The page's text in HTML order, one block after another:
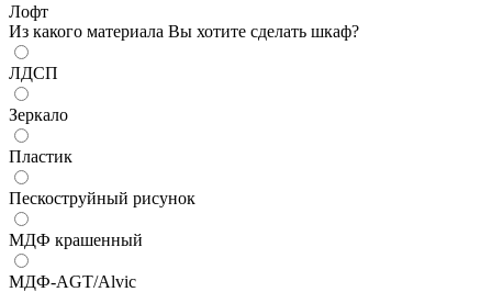
Лофт
Из какого материала Вы хотите сделать шкаф?
ЛДСП
Зеркало
Пластик
Пескоструйный рисунок
МДФ крашенный
МДФ-AGT/Alvic